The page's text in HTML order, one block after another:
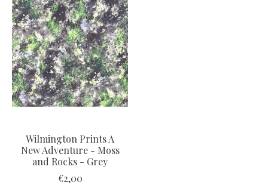
Wilmington Prints A
New Adventure - Moss
and Rocks - Grey
€2,00